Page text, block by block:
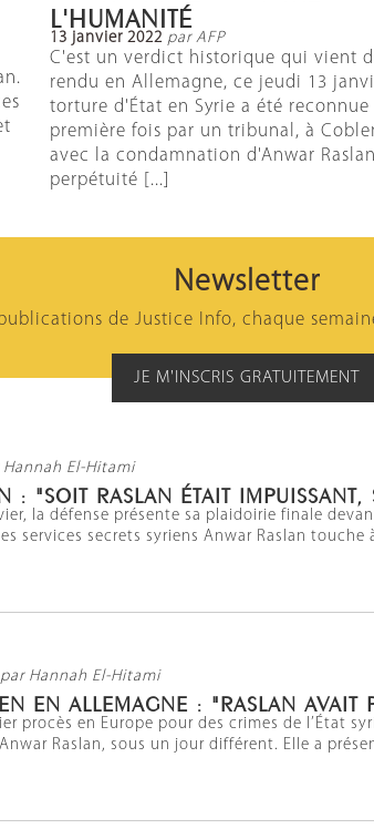
L'HUMANITÉ
13 janvier 2022 par AFP
C'est un verdict historique qui vient
rendu en Allemagne, ce jeudi 13
torture d'État en Syrie a été reconnue
première fois par un tribunal, à
avec la condamnation d'Anwar
perpétuité [...]
Newsletter
publications de Justice Info, chaque
JE M'INSCRIS GRATUITEMENT
Hannah El-Hitami
: "SOIT RASLAN ÉTAIT IMPUISSANT,
la défense présente sa plaidoirie finale
services secrets syriens Anwar Raslan touche
par Hannah El-Hitami
EN ALLEMAGNE : "RASLAN AVAIT
procès en Europe pour des crimes de l’État
Raslan, sous un jour différent. Elle a